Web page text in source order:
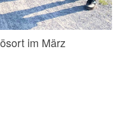
im März